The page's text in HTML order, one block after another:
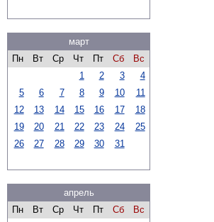
март
Пн
Вт Ср Чт Пт Сб
Вс
1
2 3
4
5
6 7 8 9 10
11
12
13 14 15 16 17
18
19
20 21 22 23 24
25
26
27 28 29 30 31
апрель
Пн
Вт Ср Чт Пт Сб
Вс